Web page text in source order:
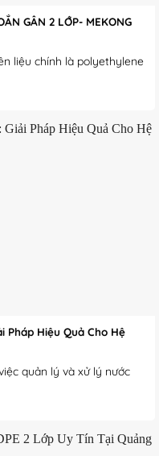
GÂN 2 LỚP- MEKONG
liệu chính là polyethylene
Pháp Hiệu Quả Cho Hệ
quản lý và xử lý nước